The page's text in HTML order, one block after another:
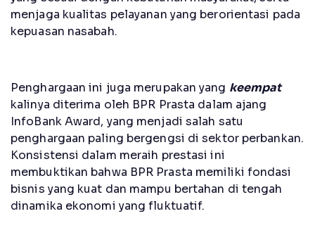
menjaga kualitas pelayanan yang berorientasi pada
kepuasan nasabah.
Penghargaan ini juga merupakan yang keempat
kalinya diterima oleh BPR Prasta dalam ajang
InfoBank Award, yang menjadi salah satu
penghargaan paling bergengsi di sektor perbankan.
Konsistensi dalam meraih prestasi ini
membuktikan bahwa BPR Prasta memiliki fondasi
bisnis yang kuat dan mampu bertahan di tengah
dinamika ekonomi yang fluktuatif.